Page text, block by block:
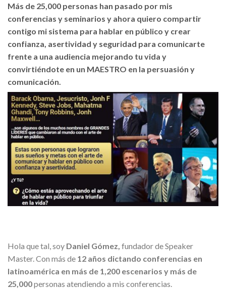
Más de 25,000 personas han pasado por mis
conferencias y seminarios y ahora quiero compartir
contigo mi sistema para hablar en público y crear
confianza, asertividad y seguridad para comunicarte
frente a una audiencia mejorando tu vida y
convirtiéndote en un MAESTRO en la persuasión y
comunicación.
Hola que tal, soy Daniel Gómez, fundador de Speaker
Master. Con más de 12 años dictando conferencias en
latinoamérica en más de 1,200 escenarios y más de
25,000personas atendiendo a mis conferencias.